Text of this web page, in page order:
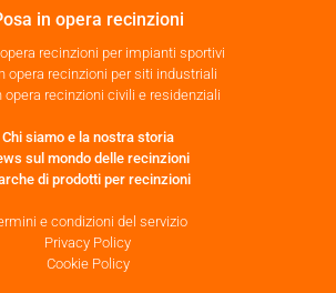
in opera recinzioni
recinzioni per impianti sportivi
opera recinzioni per siti industriali
opera recinzioni civili e residenziali
Chi siamo e la nostra storia
sul mondo delle recinzioni
di prodotti per recinzioni
e condizioni del servizio
Privacy Policy
Cookie Policy